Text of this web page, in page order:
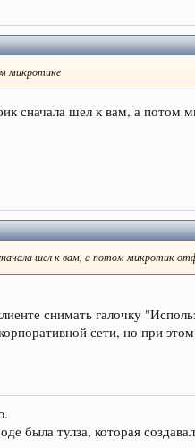
микротике
сначала шел к вам, а потом
шел к вам, а потом микротик
снимать галочку
сети, но при
была тулза, которая